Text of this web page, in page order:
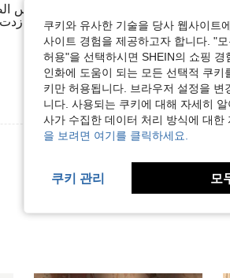
وااااااوووو رااااقيييي مررره حلووو
بيرفكت زدت
리뷰 더 보기
쿠키와 유사한 기술을 당사 웹사이트
사이트 경험을 제공하고자 합니다. "
허용"을 선택하시면 SHEIN의 쇼핑
인화에 도움이 되는 모든 선택적 쿠
키만 허용됩니다. 브라우저 설정을
니다. 사용되는 쿠키에 대해 자세히
사가 수집한 데이터 처리 방식에 대한
을 보려면 여기를 클릭하세요.
쿠키 관리 모